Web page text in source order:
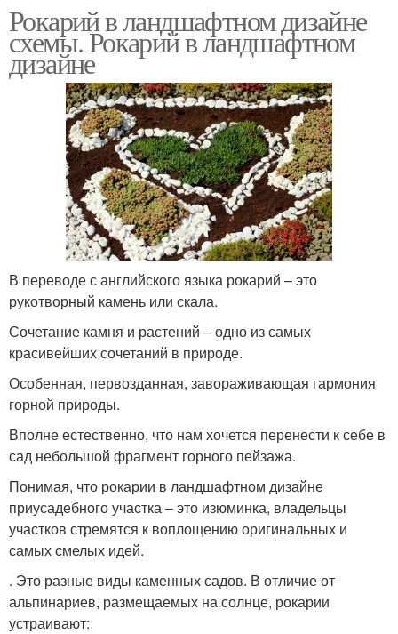
Рокарий в ландшафтном дизайне
схемы. Рокарий в ландшафтном
дизайне
В переводе с английского языка рокарий – это
рукотворный камень или скала.
Сочетание камня и растений – одно из самых
красивейших сочетаний в природе.
Особенная, первозданная, завораживающая гармония
горной природы.
Вполне естественно, что нам хочется перенести к себе в
сад небольшой фрагмент горного пейзажа.
Понимая, что рокарии в ландшафтном дизайне
приусадебного участка – это изюминка, владельцы
участков стремятся к воплощению оригинальных и
самых смелых идей.
. Это разные виды каменных садов. В отличие от
альпинариев, размещаемых на солнце, рокарии
устраивают: